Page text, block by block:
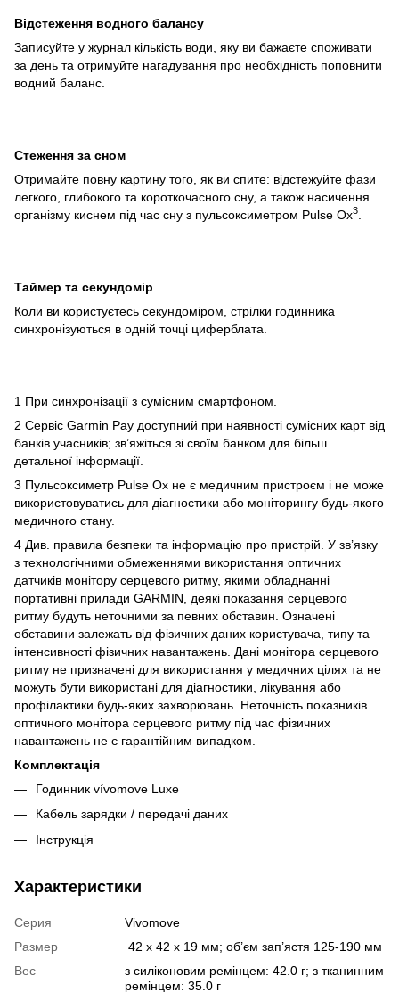
Відстеження водного балансу
Записуйте у журнал кількість води, яку ви бажаєте споживати
за день та отримуйте нагадування про необхідність поповнити
водний баланс.
Стеження за сном
Отримайте повну картину того, як ви спите: відстежуйте фази
легкого, глибокого та короткочасного сну, а також насичення
організму киснем під час сну з пульсоксиметром Pulse Ox3
Таймер та секундомір
Коли ви користуєтесь секундоміром, стрілки годинника
синхронізуються в одній точці циферблата.
1 При синхронізації з сумісним смартфоном.
2 Сервіс Garmin Pay доступний при наявності сумісних карт від
банків учасників; зв’яжіться зі своїм банком для більш
детальної інформації.
3 Пульсоксиметр Pulse Ox не є медичним пристроєм і не може
використовуватись для діагностики або моніторингу будь-якого
медичного стану.
4 Див. правила безпеки та інформацію про пристрій. У зв’язку
з технологічними обмеженнями використання оптичних
датчиків монітору серцевого ритму, якими обладнанні
портативні прилади GARMIN, деякі показання серцевого
ритму будуть неточними за певних обставин. Означені
обставини залежать від фізичних даних користувача, типу та
інтенсивності фізичних навантажень. Дані монітора серцевого
ритму не призначені для використання у медичних цілях та не
можуть бути використані для діагностики, лікування або
профілактики будь-яких захворювань. Неточність показників
оптичного монітора серцевого ритму під час фізичних
навантажень не є гарантійним випадком.
Комплектація
Годинник vívomove Luxe
Кабель зарядки / передачі даних
Інструкція
Характеристики
Серия
Vivomove
Размер
42 x 42 x 19 мм; об’єм зап’ястя 125-190 мм
Вес
з силіконовим ремінцем: 42.0 г; з тканинним
ремінцем: 35.0 г